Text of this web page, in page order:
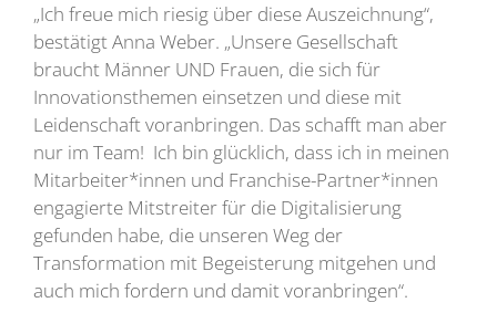
„Ich freue mich riesig über diese Auszeichnung“,
bestätigt Anna Weber. „Unsere Gesellschaft
braucht Männer UND Frauen, die sich für
Innovationsthemen einsetzen und diese mit
Leidenschaft voranbringen. Das schafft man aber
nur im Team! Ich bin glücklich, dass ich in meinen
Mitarbeiter*innen und Franchise-Partner*innen
engagierte Mitstreiter für die Digitalisierung
gefunden habe, die unseren Weg der
Transformation mit Begeisterung mitgehen und
auch mich fordern und damit voranbringen“.